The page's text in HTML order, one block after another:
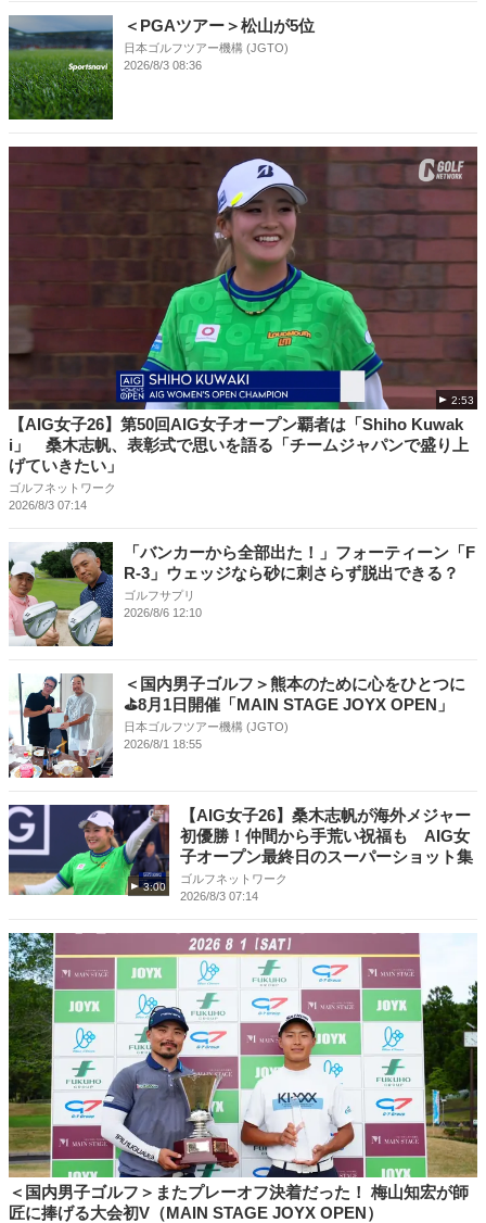
＜PGAツアー＞松山が5位
日本ゴルフツアー機構 (JGTO)
2026/8/3 08:36
2:53
【AIG女子26】第50回AIG女子オープン覇者は「Shiho Kuwak
i」 桑木志帆、表彰式で思いを語る「チームジャパンで盛り上
げていきたい」
ゴルフネットワーク
2026/8/3 07:14
「バンカーから全部出た！」フォーティーン「F
R-3」ウェッジなら砂に刺さらず脱出できる？
ゴルフサプリ
2026/8/6 12:10
＜国内男子ゴルフ＞熊本のために心をひとつに
⛳8月1日開催「MAIN STAGE JOYX OPEN」
日本ゴルフツアー機構 (JGTO)
2026/8/1 18:55
3:00
【AIG女子26】桑木志帆が海外メジャー
初優勝！仲間から手荒い祝福も AIG女
子オープン最終日のスーパーショット集
ゴルフネットワーク
2026/8/3 07:14
＜国内男子ゴルフ＞またプレーオフ決着だった！ 梅山知宏が師
匠に捧げる大会初V（MAIN STAGE JOYX OPEN）